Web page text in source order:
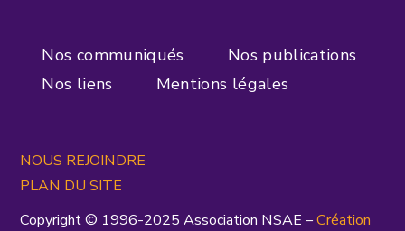
Nos communiqués
Nos publications
Nos liens
Mentions légales
NOUS REJOINDRE
PLAN DU SITE
Copyright © 1996-2025 Association NSAE –Création